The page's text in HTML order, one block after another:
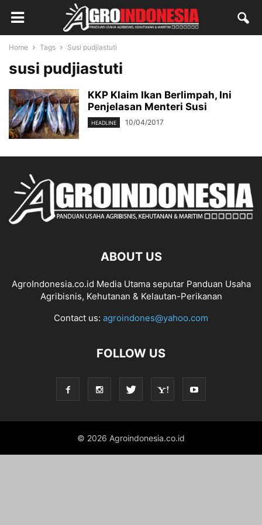
Home Tags Susi pudjiastuti
susi pudjiastuti
KKP Klaim Ikan Berlimpah, Ini
Penjelasan Menteri Susi
HEADLINE 10/04/2017
ABOUT US
AgroIndonesia.co.id Media Utama seputar Panduan Usaha
Agribisnis, Kehutanan & Kelautan-Perikanan
Contact us: agroindones@yahoo.com
FOLLOW US
© 2026 Agroindonesia.co.id